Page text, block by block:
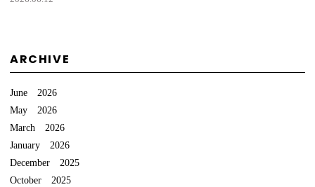
ARCHIVE
June 2026
May 2026
March 2026
January 2026
December 2025
October 2025